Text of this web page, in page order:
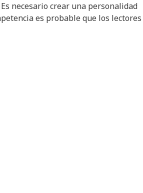
necesario crear una personalidad
es probable que los lectores